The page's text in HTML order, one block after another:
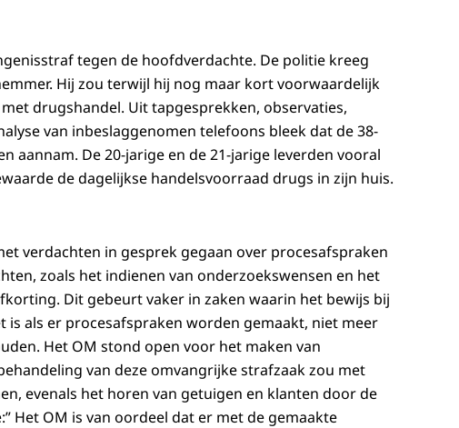
tegen de hoofdverdachte. De politie kreeg
Hij zou terwijl hij nog maar kort voorwaardelijk
drugshandel. Uit tapgesprekken, observaties,
van inbeslaggenomen telefoons bleek dat de 38-
aannam. De 20-jarige en de 21-jarige leverden vooral
de dagelijkse handelsvoorraad drugs in zijn huis.
verdachten in gesprek gegaan over procesafspraken
zoals het indienen van onderzoekswensen en het
Dit gebeurt vaker in zaken waarin het bewijs bij
als er procesafspraken worden gemaakt, niet meer
Het OM stond open voor het maken van
van deze omvangrijke strafzaak zou met
evenals het horen van getuigen en klanten door de
Het OM is van oordeel dat er met de gemaakte